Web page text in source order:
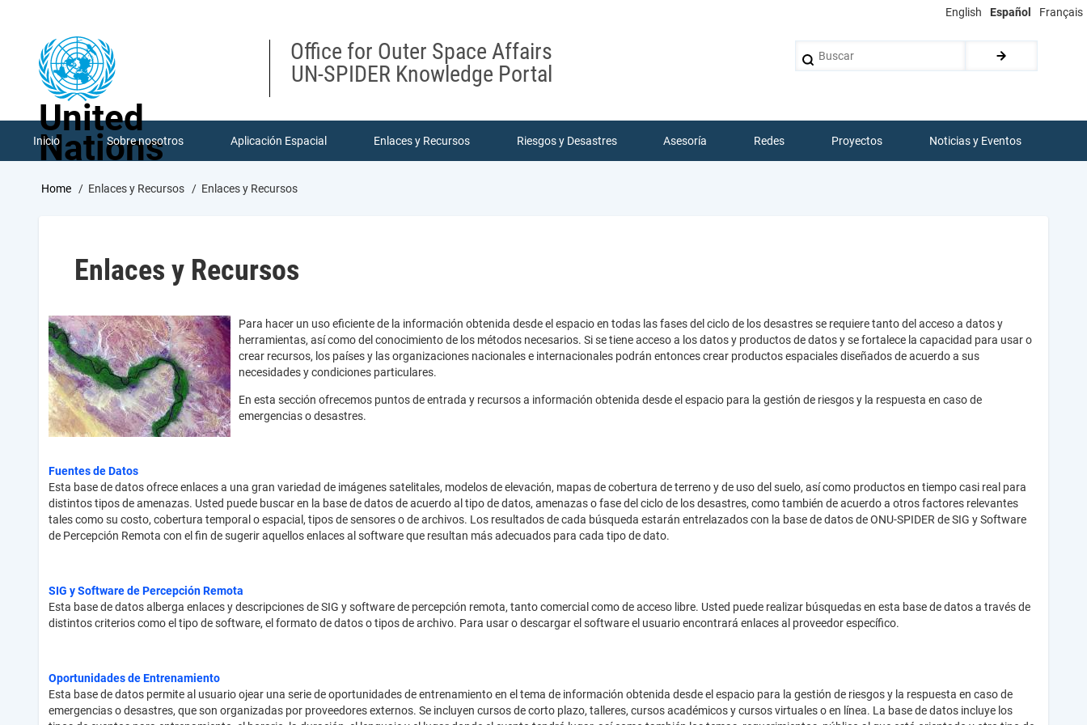
English Español Français
United
Nations
Office for Outer Space Affairs
UN-SPIDER Knowledge Portal
Inicio Sobre nosotros Aplicación Espacial Enlaces y Recursos Riesgos y Desastres Asesoría Redes Proyectos Noticias y Eventos
Breadcrumb
Home Enlaces y Recursos Enlaces y Recursos
Enlaces y Recursos
Para hacer un uso eficiente de la información obtenida desde el espacio en todas las fases del ciclo de los desastres se requiere tanto del acceso a datos y
herramientas, así como del conocimiento de los métodos necesarios. Si se tiene acceso a los datos y productos de datos y se fortalece la capacidad para usar o
crear recursos, los países y las organizaciones nacionales e internacionales podrán entonces crear productos espaciales diseñados de acuerdo a sus
necesidades y condiciones particulares.
En esta sección ofrecemos puntos de entrada y recursos a información obtenida desde el espacio para la gestión de riesgos y la respuesta en caso de
emergencias o desastres.
Fuentes de Datos
Esta base de datos ofrece enlaces a una gran variedad de imágenes satelitales, modelos de elevación, mapas de cobertura de terreno y de uso del suelo, así como productos en tiempo casi real para
distintos tipos de amenazas. Usted puede buscar en la base de datos de acuerdo al tipo de datos, amenazas o fase del ciclo de los desastres, como también de acuerdo a otros factores relevantes
tales como su costo, cobertura temporal o espacial, tipos de sensores o de archivos. Los resultados de cada búsqueda estarán entrelazados con la base de datos de ONU-SPIDER de SIG y Software
de Percepción Remota con el fin de sugerir aquellos enlaces al software que resultan más adecuados para cada tipo de dato.
SIG y Software de Percepción Remota
Esta base de datos alberga enlaces y descripciones de SIG y software de percepción remota, tanto comercial como de acceso libre. Usted puede realizar búsquedas en esta base de datos a través de
distintos criterios como el tipo de software, el formato de datos o tipos de archivo. Para usar o descargar el software el usuario encontrará enlaces al proveedor específico.
Oportunidades de Entrenamiento
Esta base de datos permite al usuario ojear una serie de oportunidades de entrenamiento en el tema de información obtenida desde el espacio para la gestión de riesgos y la respuesta en caso de
emergencias o desastres, que son organizadas por proveedores externos. Se incluyen cursos de corto plazo, talleres, cursos académicos y cursos virtuales o en línea. La base de datos incluye los